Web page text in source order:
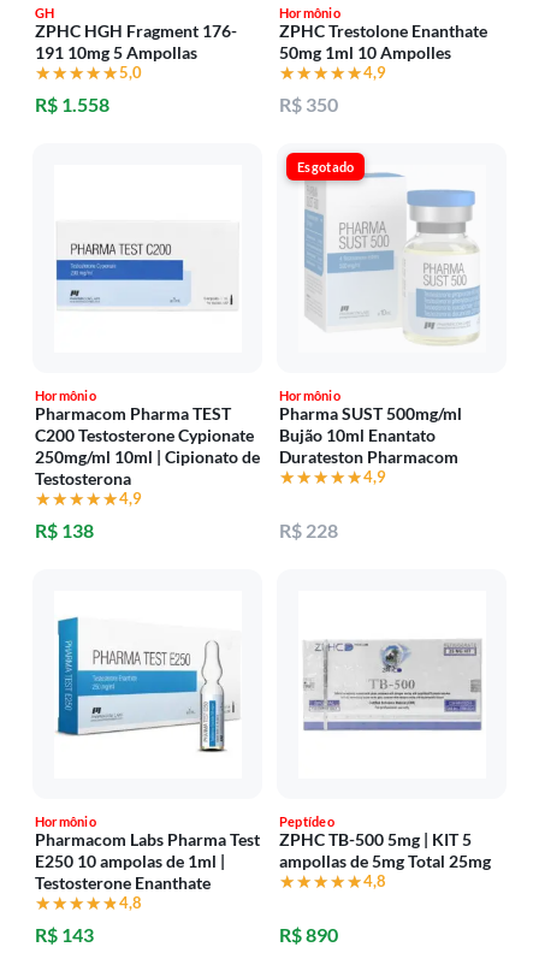
GH
ZPHC HGH Fragment 176-
191 10mg 5 Ampollas
★★★★★
★★★★★5,0
R$ 1.558
Hormônio
ZPHC Trestolone Enanthate
50mg 1ml 10 Ampolles
★★★★★
★★★★★4,9
R$ 350
Hormônio
Pharmacom Pharma TEST
C200 Testosterone Cypionate
250mg/ml 10ml | Cipionato de
Testosterona
★★★★★
★★★★★4,9
R$ 138
Esgotado
Hormônio
Pharma SUST 500mg/ml
Bujão 10ml Enantato
Durateston Pharmacom
★★★★★
★★★★★4,9
R$ 228
Hormônio
Pharmacom Labs Pharma Test
E250 10 ampolas de 1ml |
Testosterone Enanthate
★★★★★
★★★★★4,8
R$ 143
Peptídeo
ZPHC TB-500 5mg | KIT 5
ampollas de 5mg Total 25mg
★★★★★
★★★★★4,8
R$ 890